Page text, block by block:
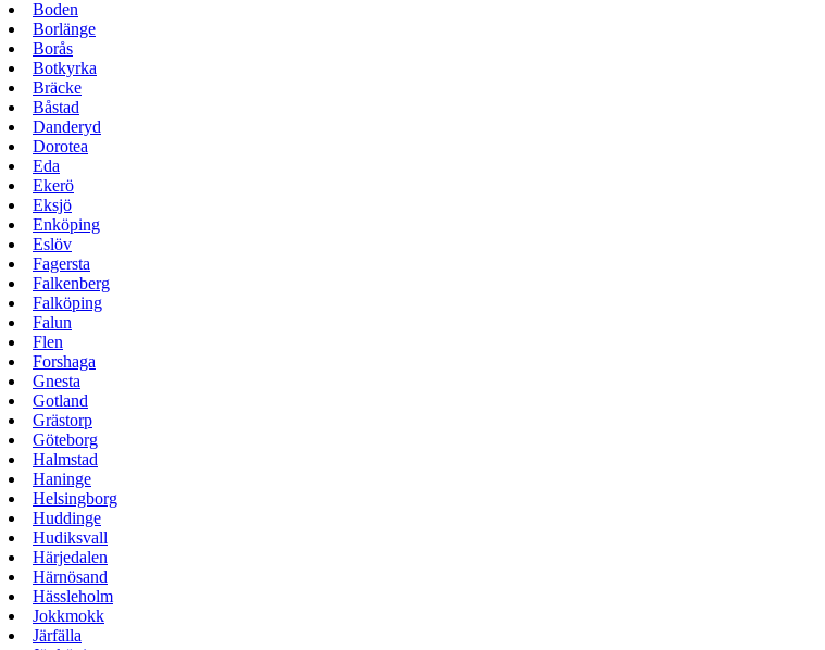
Boden
Borlänge
Borås
Botkyrka
Bräcke
Båstad
Danderyd
Dorotea
Eda
Ekerö
Eksjö
Enköping
Eslöv
Fagersta
Falkenberg
Falköping
Falun
Flen
Forshaga
Gnesta
Gotland
Grästorp
Göteborg
Halmstad
Haninge
Helsingborg
Huddinge
Hudiksvall
Härjedalen
Härnösand
Hässleholm
Jokkmokk
Järfälla